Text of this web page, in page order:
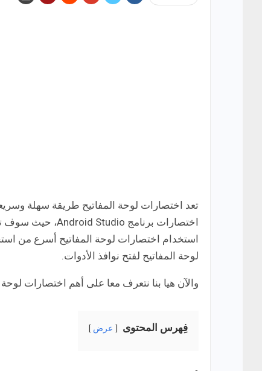
تعد اختصارات لوحة المفاتيح طريقة سهلة
استخدام اختصارات لوحة المفاتيح أسرع من
لوحة المفاتيح لفتح نوافذ الأدوات.
والآن هيا بنا نتعرف معا على أهم اختصارات لوحة
فِهرس المحتوى عرض